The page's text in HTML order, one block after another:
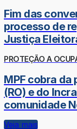
Fim das
processo de
Justiça
PROTEÇÃO A
MPF cobra
(RO) e do
comunidade
Veja mais